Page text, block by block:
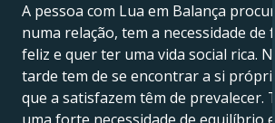
A pessoa com Lua em Balança
numa relação, tem a necessidade de
feliz e quer ter uma vida social rica.
tarde tem de se encontrar a si própria
que a satisfazem têm de prevalecer.